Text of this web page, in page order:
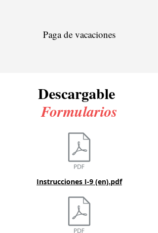
Paga de vacaciones
Descargable
Formularios
Instrucciones I-9 (en).pdf